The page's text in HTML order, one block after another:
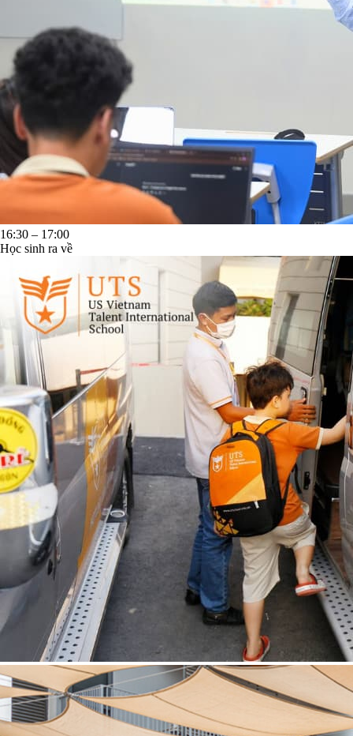
16:30 – 17:00
Học sinh ra về